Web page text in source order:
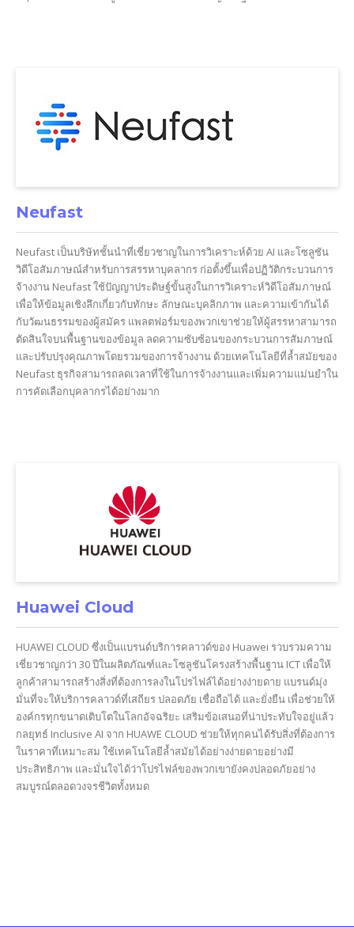
Neufast
Neufast เป็นบริษัทชั้นนำที่เชี่ยวชาญในการวิเคราะห์ด้วย AI และโซลูชัน
วิดีโอสัมภาษณ์สำหรับการสรรหาบุคลากร ก่อตั้งขึ้นเพื่อปฏิวัติกระบวนการ
จ้างงาน Neufast ใช้ปัญญาประดิษฐ์ขั้นสูงในการวิเคราะห์วิดีโอสัมภาษณ์
เพื่อให้ข้อมูลเชิงลึกเกี่ยวกับทักษะ ลักษณะบุคลิกภาพ และความเข้ากันได้
กับวัฒนธรรมของผู้สมัคร แพลตฟอร์มของพวกเขาช่วยให้ผู้สรรหาสามารถ
ตัดสินใจบนพื้นฐานของข้อมูล ลดความซับซ้อนของกระบวนการสัมภาษณ์
และปรับปรุงคุณภาพโดยรวมของการจ้างงาน ด้วยเทคโนโลยีที่ล้ำสมัยของ
Neufast ธุรกิจสามารถลดเวลาที่ใช้ในการจ้างงานและเพิ่มความแม่นยำใน
การคัดเลือกบุคลากรได้อย่างมาก
Huawei Cloud
HUAWEI CLOUD ซึ่งเป็นแบรนด์บริการคลาวด์ของ Huawei รวบรวมความ
เชี่ยวชาญกว่า 30 ปีในผลิตภัณฑ์และโซลูชันโครงสร้างพื้นฐาน ICT เพื่อให้
ลูกค้าสามารถสร้างสิ่งที่ต้องการลงในโปรไฟล์ได้อย่างง่ายดาย แบรนด์มุ่ง
มั่นที่จะให้บริการคลาวด์ที่เสถียร ปลอดภัย เชื่อถือได้ และยั่งยืน เพื่อช่วยให้
องค์กรทุกขนาดเติบโตในโลกอัจฉริยะ เสริมข้อเสนอที่น่าประทับใจอยู่แล้ว
กลยุทธ์ Inclusive AI จาก HUAWE CLOUD ช่วยให้ทุกคนได้รับสิ่งที่ต้องการ
ในราคาที่เหมาะสม ใช้เทคโนโลยีล้ำสมัยได้อย่างง่ายดายอย่างมี
ประสิทธิภาพ และมั่นใจได้ว่าโปรไฟล์ของพวกเขายังคงปลอดภัยอย่าง
สมบูรณ์ตลอดวงจรชีวิตทั้งหมด